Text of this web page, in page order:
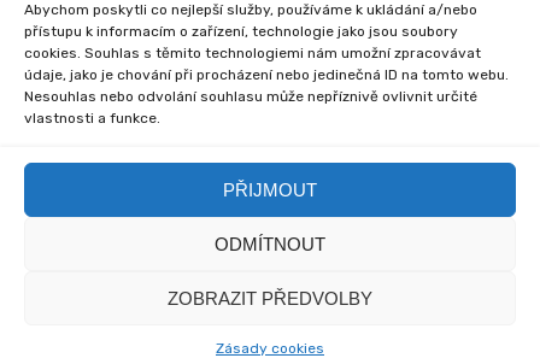
Abychom poskytli co nejlepší služby, používáme k ukládání a/nebo
přístupu k informacím o zařízení, technologie jako jsou soubory
cookies. Souhlas s těmito technologiemi nám umožní zpracovávat
údaje, jako je chování při procházení nebo jedinečná ID na tomto webu.
Nesouhlas nebo odvolání souhlasu může nepříznivě ovlivnit určité
vlastnosti a funkce.
PŘIJMOUT
ODMÍTNOUT
ZOBRAZIT PŘEDVOLBY
Zásady cookies
Comments are closed.
© 2020 Základní škola
© 2020 myska.it a my sami